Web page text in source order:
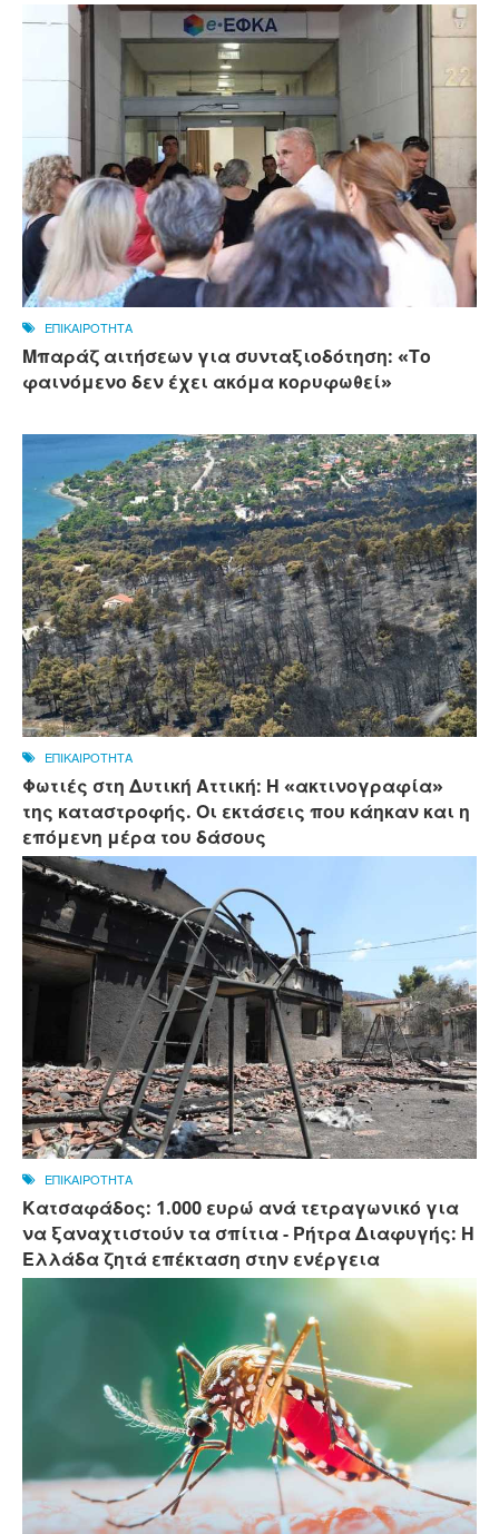
ΕΠΙΚΑΙΡΟΤΗΤΑ
Μπαράζ αιτήσεων για συνταξιοδότηση: «Το
φαινόμενο δεν έχει ακόμα κορυφωθεί»
ΕΠΙΚΑΙΡΟΤΗΤΑ
Φωτιές στη Δυτική Αττική: Η «ακτινογραφία»
της καταστροφής. Οι εκτάσεις που κάηκαν και η
επόμενη μέρα του δάσους
ΕΠΙΚΑΙΡΟΤΗΤΑ
Κατσαφάδος: 1.000 ευρώ ανά τετραγωνικό για
να ξαναχτιστούν τα σπίτια - Ρήτρα Διαφυγής: Η
Ελλάδα ζητά επέκταση στην ενέργεια